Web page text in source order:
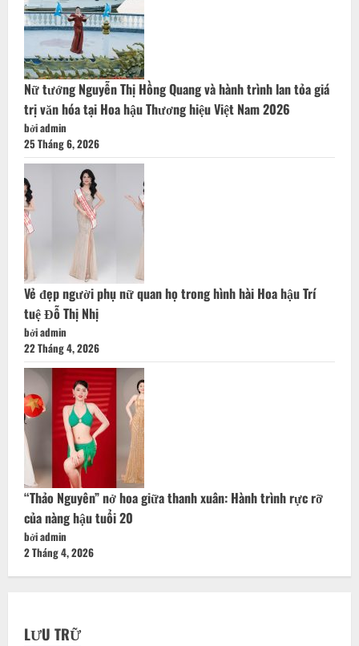
Nữ tướng Nguyễn Thị Hồng Quang và hành trình lan tỏa giá
trị văn hóa tại Hoa hậu Thương hiệu Việt Nam 2026
bởi admin
25 Tháng 6, 2026
Vẻ đẹp người phụ nữ quan họ trong hình hài Hoa hậu Trí
tuệ Đỗ Thị Nhị
bởi admin
22 Tháng 4, 2026
“Thảo Nguyên” nở hoa giữa thanh xuân: Hành trình rực rỡ
của nàng hậu tuổi 20
bởi admin
2 Tháng 4, 2026
LƯU TRỮ